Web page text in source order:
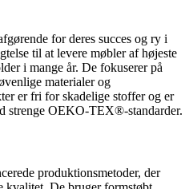
for deres succes og ry i
til at levere møbler af højeste
i mange år. De fokuserer på
materialer og
er fri for skadelige stoffer og er
strenge OEKO-TEX®-standarder.
produktionsmetoder, der